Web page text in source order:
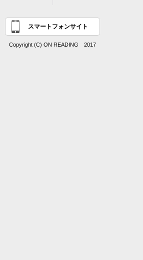
スマートフォンサイト
Copyright (C) ON READING 2017